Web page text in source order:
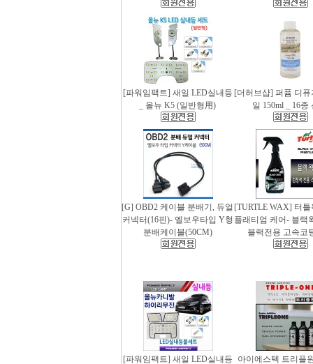
[파워임팩트] 새일 LED실내등
_ 올뉴 K5 (일반형用)
[더허브샵] 퍼퓸 디
일 150ml _ 16종
[G] OBD2 케이블 분배기, 듀얼
커넥터(16핀)- 엘보우타입 Y형
분배케이블(50CM)
[TURTLE WAX] 터
플래티엄 케어- 블랙
블랙전용 고속코
[파워임팩트] 새일 LED실내등 아이에스텍 트리플